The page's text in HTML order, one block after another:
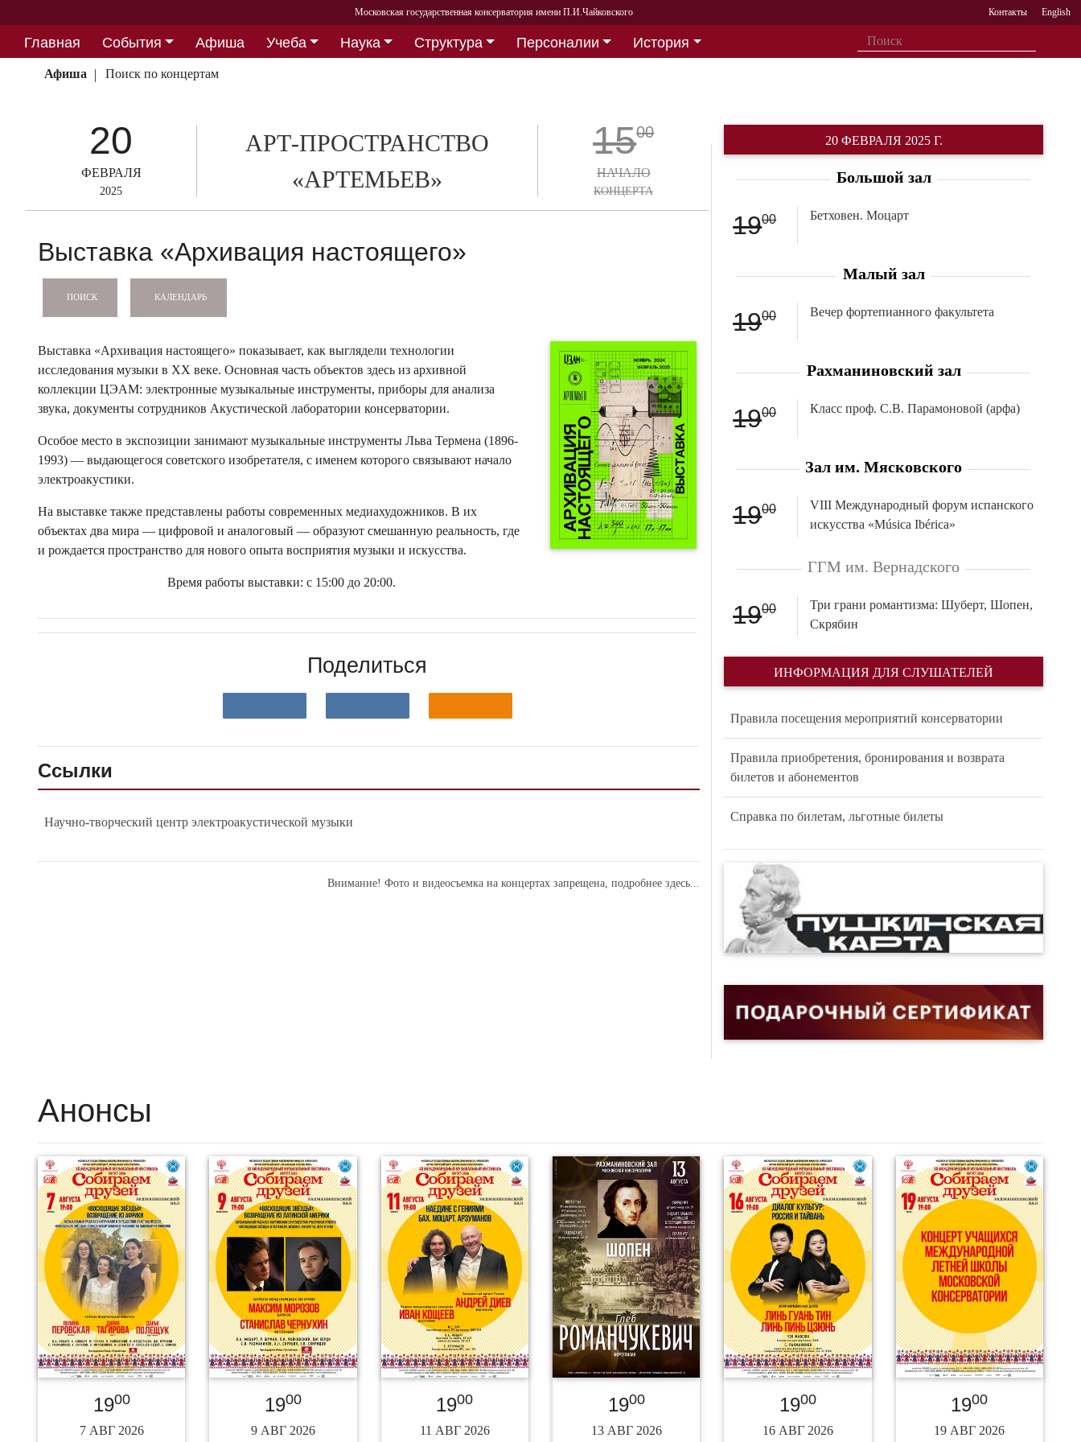
Московская государственная консерватория имени П.И.Чайковского Контакты English
Главная События Афиша Учеба Наука Структура Персоналии
История
Партнерство
Афиша Поиск по концертам
20
ФЕВРАЛЯ
2025
АРТ-ПРОСТРАНСТВО
«АРТЕМЬЕВ»
1500
НАЧАЛО
КОНЦЕРТА
Выставка «Архивация настоящего»
ПОИСК КАЛЕНДАРЬ
Выставка «Архивация настоящего» показывает, как выглядели технологии
исследования музыки в ХХ веке. Основная часть объектов здесь из архивной
коллекции ЦЭАМ: электронные музыкальные инструменты, приборы для анализа
звука, документы сотрудников Акустической лаборатории консерватории.
Особое место в экспозиции занимают музыкальные инструменты Льва Термена (1896-
1993) — выдающегося советского изобретателя, с именем которого связывают начало
электроакустики.
На выставке также представлены работы современных медиахудожников. В их
объектах два мира — цифровой и аналоговый — образуют смешанную реальность, где
и рождается пространство для нового опыта восприятия музыки и искусства.
Время работы выставки: с 15:00 до 20:00.
Поделиться
Ссылки
Научно-творческий центр электроакустической музыки
Внимание! Фото и видеосъемка на концертах запрещена,подробнее здесь...
20 ФЕВРАЛЯ 2025 Г.
Большой зал
1900 Бетховен. Моцарт
Малый зал
1900 Вечер фортепианного факультета
Рахманиновский зал
1900 Класс проф. С.В. Парамоновой (арфа)
Зал им. Мясковского
1900
VIII Международный форум испанского
искусства «Música Ibérica»
ГГМ им. Вернадского
1900
Три грани романтизма: Шуберт, Шопен,
Скрябин
ИНФОРМАЦИЯ ДЛЯ СЛУШАТЕЛЕЙ
Правила посещения мероприятий консерватории
Правила приобретения, бронирования и возврата
билетов и абонементов
Справка по билетам, льготные билеты
Анонсы
1900
7 АВГ 2026
1900
9 АВГ 2026
1900
11 АВГ 2026
1900
13 АВГ 2026
1900
16 АВГ 2026
1900
19 АВГ 2026